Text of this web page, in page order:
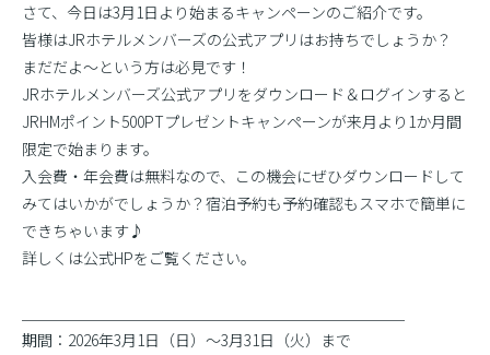
さて、今日は3月1日より始まるキャンペーンのご紹介です。
皆様はJRホテルメンバーズの公式アプリはお持ちでしょうか？
まだだよ〜という方は必見です！
JRホテルメンバーズ公式アプリをダウンロード＆ログインすると
JRHMポイント500PTプレゼントキャンペーンが来月より1か月間
限定で始まります。
入会費・年会費は無料なので、この機会にぜひダウンロードして
みてはいかがでしょうか？宿泊予約も予約確認もスマホで簡単に
できちゃいます♪
詳しくは公式HPをご覧ください。
期間：2026年3月1日（日）〜3月31日（火）まで